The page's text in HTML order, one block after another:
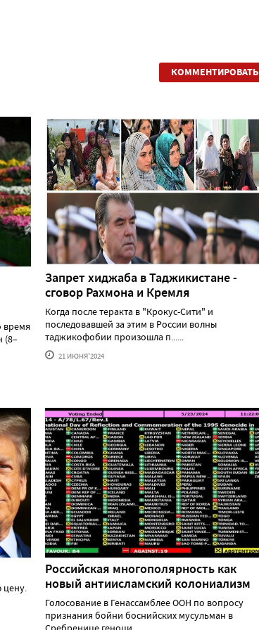
КОММЕНТИРОВАТЬ
время
(8–
Запрет хиджаба в Таджикистане -
сговор Рахмона и Кремля
Когда после теракта в "Крокус-Сити" и
последовавшей за этим в России волны
таджикофобии произошла п......
21 ИЮНЯ'2024
цену.
Российская многополярность как
новый антиисламский колониализм
Голосование в Генассамблее ООН по вопросу
признания бойни боснийских мусульман в